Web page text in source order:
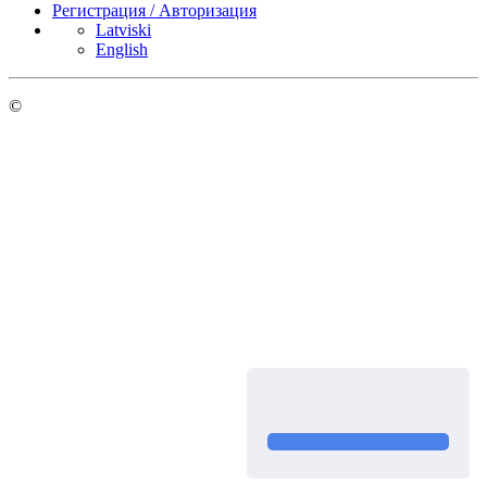
Регистрация / Авторизация
Latviski
English
©